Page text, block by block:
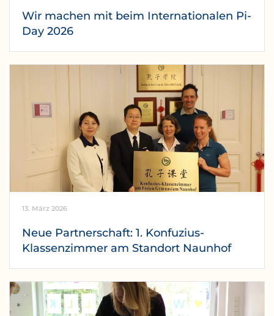
Wir machen mit beim Internationalen Pi-
Day 2026
13. März 2026
Neue Partnerschaft: 1. Konfuzius-
Klassenzimmer am Standort Naunhof